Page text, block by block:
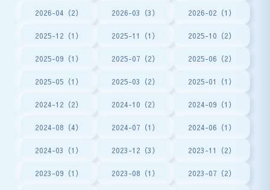
2026-04（2） 2026-03（3） 2026-02（1）
2025-12（1） 2025-11（1） 2025-10（2）
2025-09（1） 2025-07（2） 2025-06（2）
2025-05（1） 2025-03（2） 2025-01（1）
2024-12（2） 2024-10（2） 2024-09（1）
2024-08（4） 2024-07（1） 2024-06（1）
2024-03（1） 2023-12（3） 2023-11（2）
2023-09（1） 2023-08（1） 2023-07（2）